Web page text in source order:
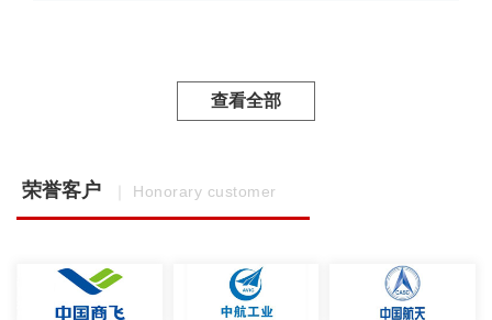
查看全部
荣誉客户 ｜ Honorary customer